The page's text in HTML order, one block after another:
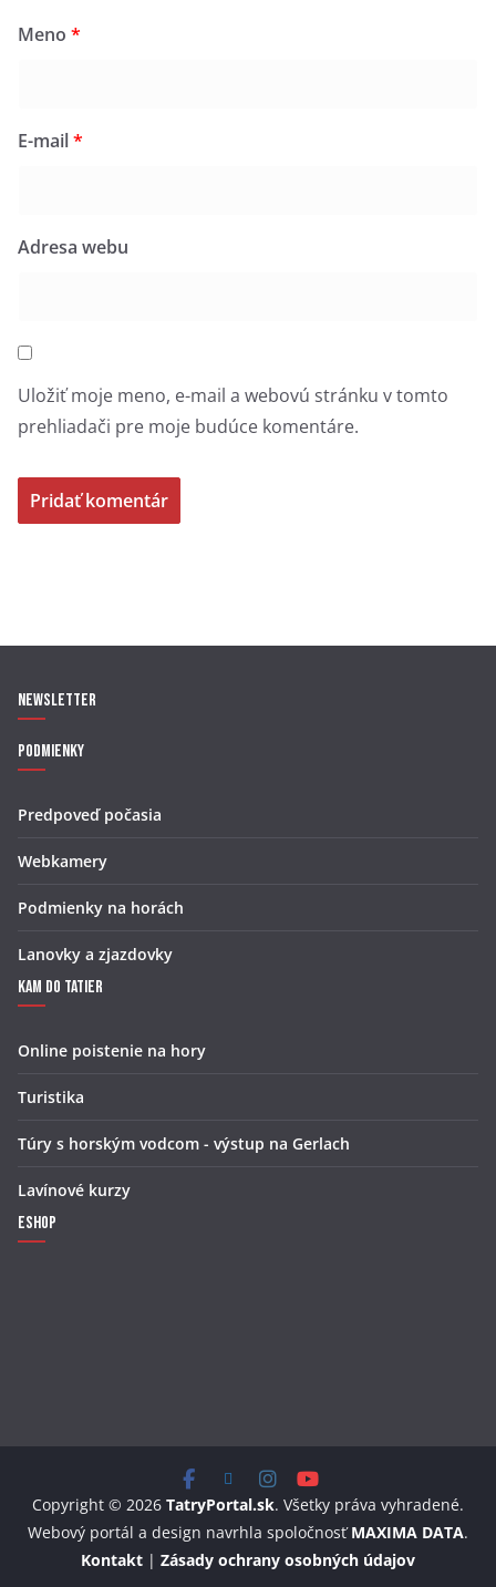
stenách.
Toto nebude len výstava.
Meno *
E-mail*
Adresa webu
Uložiť moje meno, e-mail a webovú stránku v tomto
prehliadači pre moje budúce komentáre.
Newsletter
Podmienky
Predpoveď počasia
Webkamery
Podmienky na horách
Lanovky a zjazdovky
Kam do Tatier
Online poistenie na hory
Turistika
Túry s horským vodcom - výstup na Gerlach
Lavínové kurzy
Eshop
Copyright © 2026 TatryPortal.sk. Všetky práva vyhradené.
Webový portál a design navrhla spoločnosťMAXIMA DATA.
Kontakt | Zásady ochrany osobných údajov